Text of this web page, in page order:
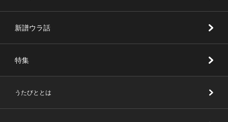
新譜ウラ話
特集
うたびととは